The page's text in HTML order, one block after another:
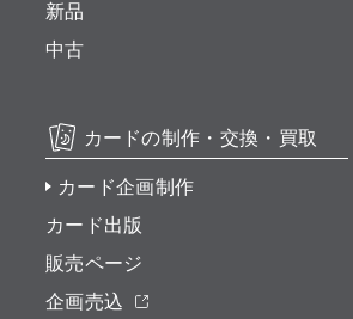
新品
中古
カードの制作・交換・買取
カード企画制作
カード出版
販売ページ
企画売込